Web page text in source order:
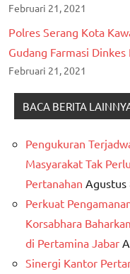
Februari 21, 2021
Polres Serang Kota
Gudang Farmasi
Februari 21, 2021
BACA BERITA
Pengukuran
Masyarakat Tak
Pertanahan Agustus
Perkuat
Korsabhara
di Pertamina Jabar
Sinergi Kantor